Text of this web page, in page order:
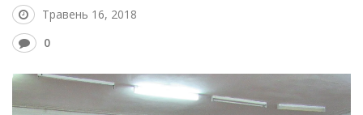
Травень 16, 2018
0